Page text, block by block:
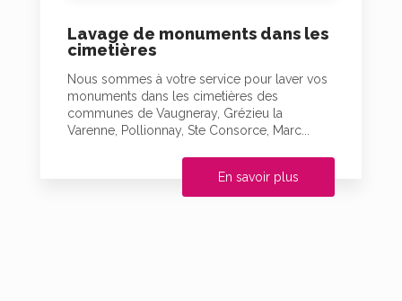
Lavage de monuments dans les
cimetières
Nous sommes à votre service pour laver vos
monuments dans les cimetières des
communes de Vaugneray, Grézieu la
Varenne, Pollionnay, Ste Consorce, Marc...
En savoir plus